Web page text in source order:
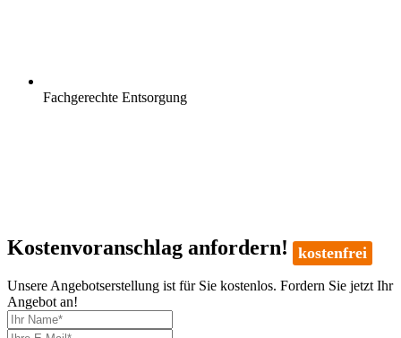
Fachgerechte Entsorgung
Kostenvoranschlag anfordern! kostenfrei
Unsere Angebotserstellung ist für Sie kostenlos. Fordern Sie jetzt Ihr
Angebot an!